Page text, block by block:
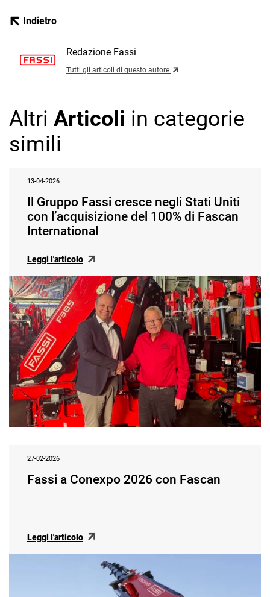
Indietro
Redazione Fassi
Tutti gli articoli di questo autore
Altri Articoli in categorie
simili
13-04-2026
Il Gruppo Fassi cresce negli Stati Uniti
con l’acquisizione del 100% di Fascan
International
Leggi l'articolo
27-02-2026
Fassi a Conexpo 2026 con Fascan
Leggi l'articolo